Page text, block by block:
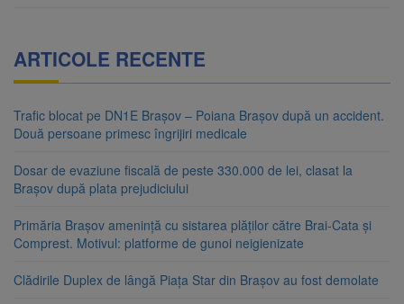
ARTICOLE RECENTE
Trafic blocat pe DN1E Brașov – Poiana Brașov după un accident.
Două persoane primesc îngrijiri medicale
Dosar de evaziune fiscală de peste 330.000 de lei, clasat la
Brașov după plata prejudiciului
Primăria Brașov amenință cu sistarea plăților către Brai-Cata și
Comprest. Motivul: platforme de gunoi neigienizate
Clădirile Duplex de lângă Piața Star din Brașov au fost demolate